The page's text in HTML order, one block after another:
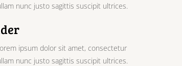
nunc justo sagittis suscipit ultrices.
ipsum dolor sit amet, consectetur
nunc justo sagittis suscipit ultrices.